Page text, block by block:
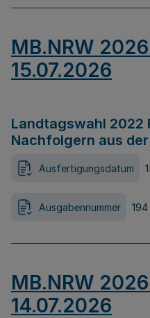
MB.NRW
15.07.2026
Landtagswahl 2022
Nachfolgern aus
Ausfertigungsdatum
Ausgabennummer 194
MB.NRW
14.07.2026